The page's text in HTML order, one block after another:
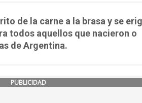
de la carne a la brasa y se
todos aquellos que nacieron o
de Argentina.
PUBLICIDAD